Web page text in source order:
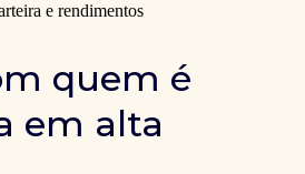
quem é
em alta